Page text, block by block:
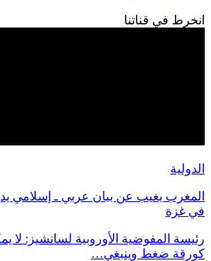
انخرط في قناتنا
الدولية
المغرب يغيب عن بيان عربي ـ إسلامي يدين
في غزة
رئيسة المفوضية الأوروبية لسانشيز: لا
كورقة ضغط وينبغي…